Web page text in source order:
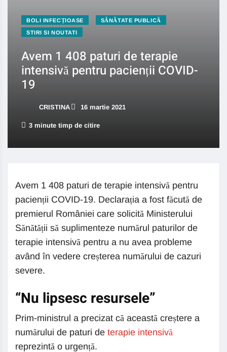
BOLI INFECȚIOASE
SĂNĂTATE PUBLICĂ
STIRI SI NOUTATI
Avem 1 408 paturi de terapie
intensivă pentru pacienții COVID-
19
CRISTINA 16 martie 2021
3 minute timp de citire
Avem 1 408 paturi de terapie intensivă pentru
pacienții COVID-19. Declarația a fost făcută de
premierul României care solicită Ministerului
Sănătății să suplimenteze numărul paturilor de
terapie intensivă pentru a nu avea probleme
având în vedere creșterea numărului de cazuri
severe.
“Nu lipsesc resursele”
Prim-ministrul a precizat că această creștere a
numărului de paturi de terapie intensivă
reprezintă o urgență.